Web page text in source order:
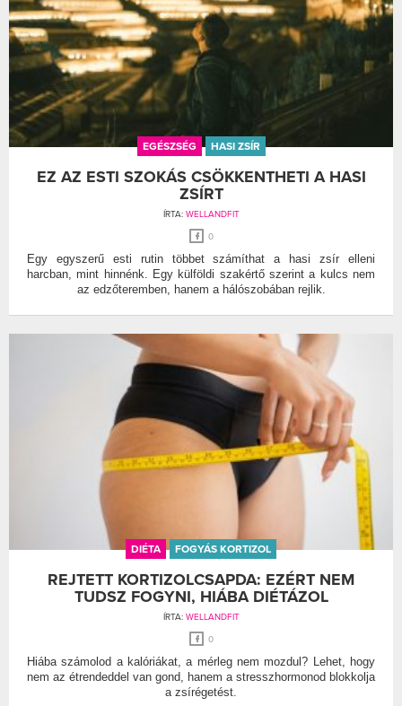
EGÉSZSÉG HASI ZSÍR
EZ AZ ESTI SZOKÁS CSÖKKENTHETI A HASI
ZSÍRT
ÍRTA: WELLANDFIT
0
Egy egyszerű esti rutin többet számíthat a hasi zsír elleni
harcban, mint hinnénk. Egy külföldi szakértő szerint a kulcs nem
az edzőteremben, hanem a hálószobában rejlik.
DIÉTA FOGYÁS KORTIZOL
REJTETT KORTIZOLCSAPDA: EZÉRT NEM
TUDSZ FOGYNI, HIÁBA DIÉTÁZOL
ÍRTA: WELLANDFIT
0
Hiába számolod a kalóriákat, a mérleg nem mozdul? Lehet, hogy
nem az étrendeddel van gond, hanem a stresszhormonod blokkolja
a zsírégetést.